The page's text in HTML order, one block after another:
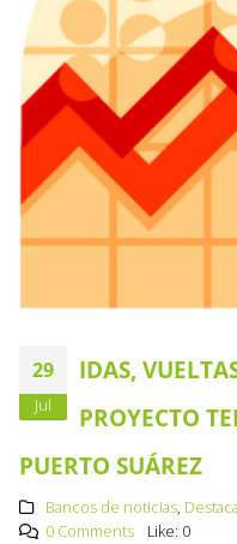
29
Jul
IDAS,
PROYECTO
PUERTO SUÁREZ
Bancos de noticias,
0 Comments
Like: 0